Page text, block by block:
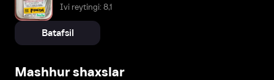
Ivi reytingi: 8,1
Batafsil
Mashhur shaxslar